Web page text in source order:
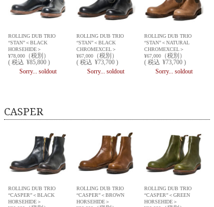
ROLLING DUB TRIO
“STAN”＜BLACK
HORSEHIDE＞
¥78,000
（税別）
(税込 ¥85,800 )
Sorry... soldout
ROLLING DUB TRIO
“STAN”＜BLACK
CHROMEXCEL＞
¥67,000（税別）
( 税込 ¥73,700 )
Sorry... soldout
ROLLING DUB TRIO
“STAN”＜NATURAL
CHROMEXCEL＞
¥67,000（税別）
( 税込 ¥73,700 )
Sorry... soldout
CASPER
ROLLING DUB TRIO
“CASPER”＜BLACK
HORSEHIDE＞
ROLLING DUB TRIO
“CASPER”＜BROWN
HORSEHIDE＞
ROLLING DUB TRIO
“CASPER”＜GREEN
HORSEHIDE＞